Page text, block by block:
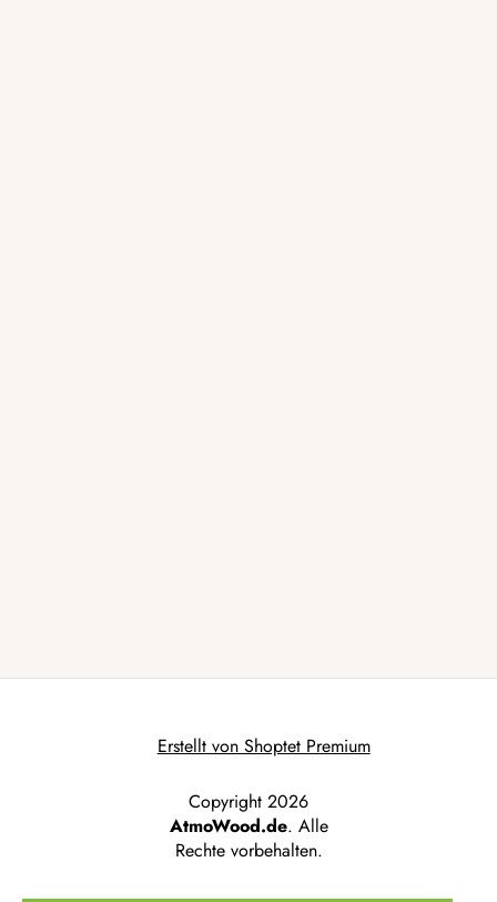
Erstellt von Shoptet Premium
Copyright 2026
AtmoWood.de. Alle
Rechte vorbehalten.